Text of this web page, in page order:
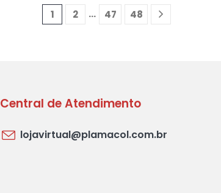
1 2 … 47 48
Central de Atendimento
lojavirtual@plamacol.com.br